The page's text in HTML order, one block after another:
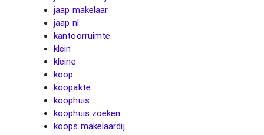
jaap makelaar
jaap nl
kantoorruimte
klein
kleine
koop
koopakte
koophuis
koophuis zoeken
koops makelaardij